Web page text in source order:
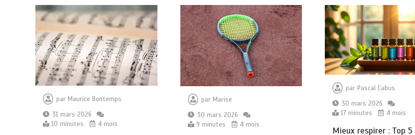
parMaurice Bontemps
31 mars 2026
10 minutes
4 mois
par Marise
30 mars 2026
9 minutes
4 mois
par Pascal Cabus
30 mars 2026
17 minutes
4 mois
Mieux respirer : Top 5